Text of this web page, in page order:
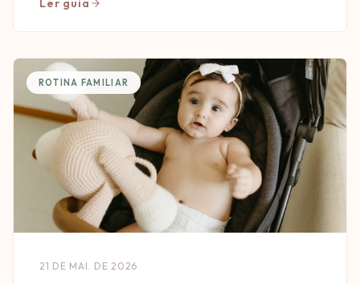
Ler guia
ROTINA FAMILIAR
21 DE MAI. DE 2026